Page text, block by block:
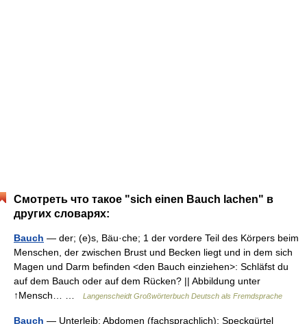
Смотреть что такое "sich einen Bauch lachen" в
других словарях:
Bauch — der; (e)s, Bäu·che; 1 der vordere Teil des Körpers beim
Menschen, der zwischen Brust und Becken liegt und in dem sich
Magen und Darm befinden <den Bauch einziehen>: Schläfst du
auf dem Bauch oder auf dem Rücken? || Abbildung unter
↑Mensch… …
Langenscheidt Großwörterbuch Deutsch als Fremdsprache
Bauch — Unterleib; Abdomen (fachsprachlich); Speckgürtel